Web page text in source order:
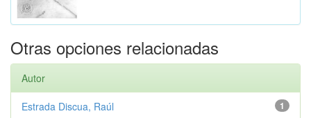
Otras opciones relacionadas
Autor
1
Estrada Discua, Raúl